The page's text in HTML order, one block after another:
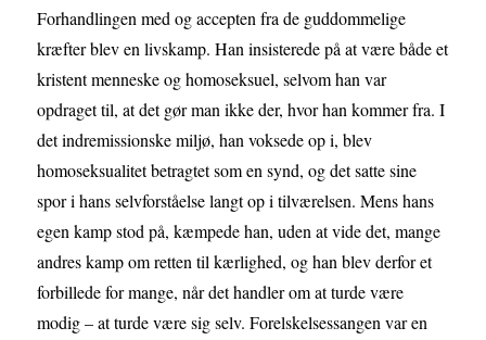
Forhandlingen med og accepten fra de guddommelige
kræfter blev en livskamp. Han insisterede på at være både et
kristent menneske og homoseksuel, selvom han var
opdraget til, at det gør man ikke der, hvor han kommer fra. I
det indremissionske miljø, han voksede op i, blev
homoseksualitet betragtet som en synd, og det satte sine
spor i hans selvforståelse langt op i tilværelsen. Mens hans
egen kamp stod på, kæmpede han, uden at vide det, mange
andres kamp om retten til kærlighed, og han blev derfor et
forbillede for mange, når det handler om at turde være
modig – at turde være sig selv. Forelskelsessangen var en